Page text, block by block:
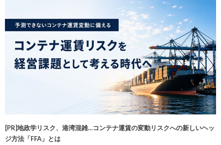
[PR]地政学リスク、港湾混雑…コンテナ運賃の変動リスクへの新しいヘッ
ジ方法「FFA」とは